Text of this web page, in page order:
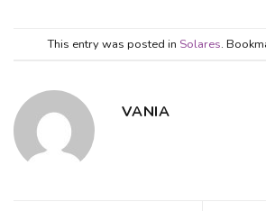
This entry was posted in Solares.
VANIA